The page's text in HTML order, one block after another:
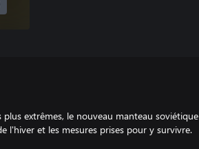
extrêmes, le nouveau manteau soviétique
l'hiver et les mesures prises pour y survivre.